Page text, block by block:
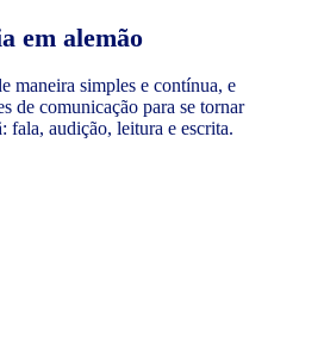
em alemão
maneira simples e contínua, e
de comunicação para se tornar
fala, audição, leitura e escrita.